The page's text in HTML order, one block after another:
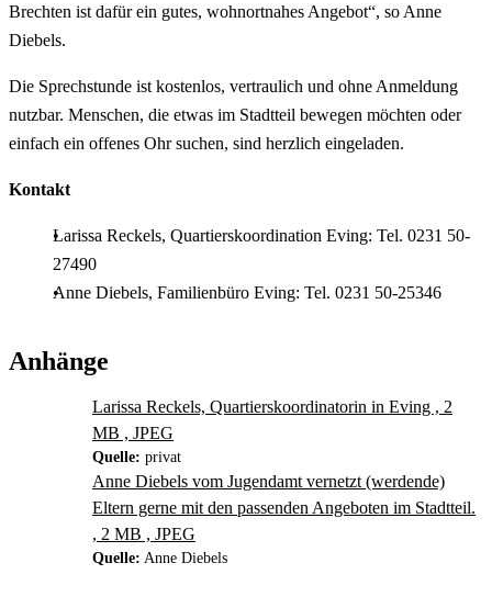
Brechten ist dafür ein gutes, wohnortnahes Angebot“, so Anne
Diebels.
Die Sprechstunde ist kostenlos, vertraulich und ohne Anmeldung
nutzbar. Menschen, die etwas im Stadtteil bewegen möchten oder
einfach ein offenes Ohr suchen, sind herzlich eingeladen.
Kontakt
Larissa Reckels, Quartierskoordination Eving: Tel. 0231 50-
27490
Anne Diebels, Familienbüro Eving: Tel. 0231 50-25346
Anhänge
Larissa Reckels, Quartierskoordinatorin in Eving , 2
MB , JPEG
Quelle: privat
Anne Diebels vom Jugendamt vernetzt (werdende)
Eltern gerne mit den passenden Angeboten im Stadtteil.
, 2 MB , JPEG
Quelle: Anne Diebels